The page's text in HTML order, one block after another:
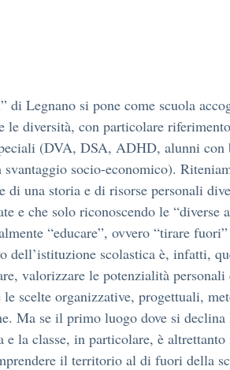
di Legnano si pone come scuola
le diversità, con particolare
(DVA, DSA, ADHD, alunni con
socio-economico).
di una storia e di risorse personali
e che solo riconoscendo le “diverse
“educare”, ovvero “tirare
dell’istituzione scolastica è, infatti,
valorizzare le potenzialità personali
scelte organizzative, progettuali,
Ma se il primo luogo dove si declina
e la classe, in particolare, è
il territorio al di fuori della